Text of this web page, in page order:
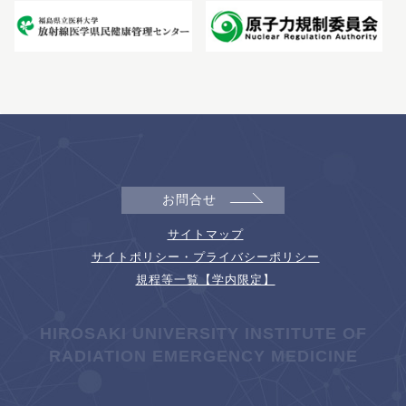
お問合せ
サイトマップ
サイトポリシー・プライバシーポリシー
規程等一覧【学内限定】
HIROSAKI UNIVERSITY INSTITUTE OF
RADIATION EMERGENCY MEDICINE